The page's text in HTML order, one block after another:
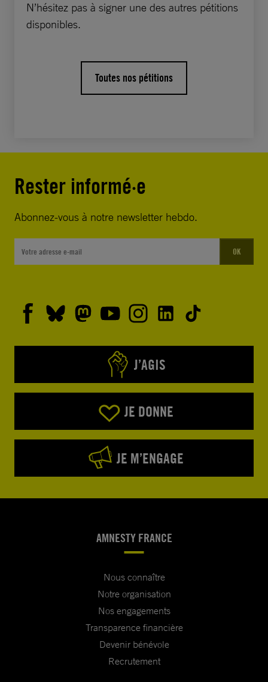
Une femme est tuée toutes les trois heures en
restent impunis. C’est dur de vivre sans
pouvoir faire son deuil à cause de toutes ces
questions qui restent sans réponse, affirme le
Mener une enquête
exhaustive et impartiale sur
Bongeka
de preuve et les
poursuites, pour que les
coupables soient traduits
N’hésitez pas à signer une des autres pétitions
disponibles.
Toutes nos pétitions
Rester informé·e
Abonnez-vous à notre newsletter hebdo.
OK
J’AGIS
JE DONNE
JE M’ENGAGE
AMNESTY FRANCE
Nous connaître
Notre organisation
Nos engagements
Transparence financière
Devenir bénévole
Recrutement